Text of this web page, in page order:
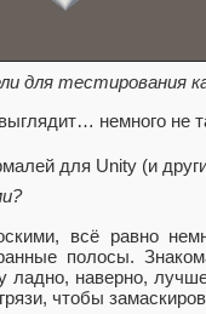
для тестирования
немного не
всё равно
полосы.
ладно, наверно,
чтобы